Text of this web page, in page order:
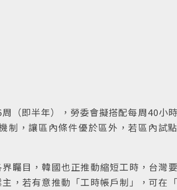
（即半年），勞委會擬搭配每周40小
制，讓區內條件優於區外，若區內試
矚目，韓國也正推動縮短工時，台灣
，若有意推動「工時帳戶制」，可在